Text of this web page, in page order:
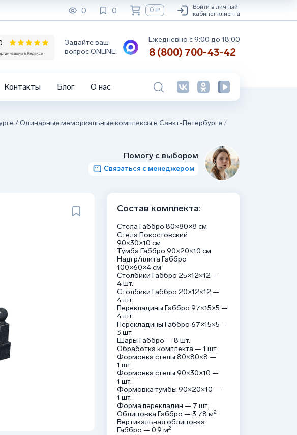
0 0 0 ₽
Войти в личный
кабинет клиента
Задайте ваш
вопрос ONLINE:
Ежедневно с 9:00 до 18:00
8 (800) 700-43-42
Контакты Блог О нас
/Одинарные мемориальные комплексы в Санкт-Петербурге /
Помогу с выбором
Связаться с менеджером
Состав комплекта:
Стела Габбро 80×80×8 см
Стела Покостовский
90×30×10 см
Тумба Габбро 90×20×10 см
Надгр/плита Габбро
100×60×4 см
Столбики Габбро 25×12×12 —
4 шт.
Столбики Габбро 20×12×12 —
4 шт.
Перекладины Габбро 97×15×5 —
4 шт.
Перекладины Габбро 67×15×5 —
3 шт.
Шары Габбро — 8 шт.
Обработка комплекта — 1 шт.
Формовка стелы 80×80×8 —
1 шт.
Формовка стелы 90×30×10 —
1 шт.
Формовка тумбы 90×20×10 —
1 шт.
Форма перекладин — 7 шт.
Облицовка Габбро — 3,78 м2
Вертикальная облицовка
Габбро — 0,9 м2